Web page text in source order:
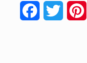
FacebookTwitter